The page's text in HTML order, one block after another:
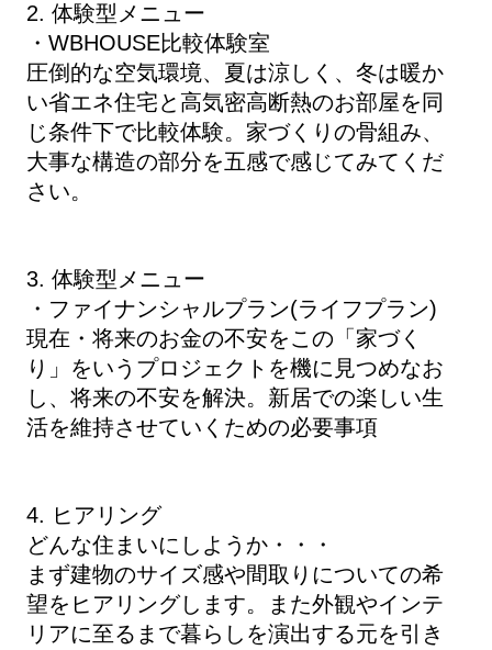
2. 体験型メニュー
・WBHOUSE比較体験室
圧倒的な空気環境、夏は涼しく、冬は暖か
い省エネ住宅と高気密高断熱のお部屋を同
じ条件下で比較体験。家づくりの骨組み、
大事な構造の部分を五感で感じてみてくだ
さい。
3. 体験型メニュー
・ファイナンシャルプラン(ライフプラン)
現在・将来のお金の不安をこの「家づく
り」をいうプロジェクトを機に見つめなお
し、将来の不安を解決。新居での楽しい生
活を維持させていくための必要事項
4. ヒアリング
どんな住まいにしようか・・・
まず建物のサイズ感や間取りについての希
望をヒアリングします。また外観やインテ
リアに至るまで暮らしを演出する元を引き